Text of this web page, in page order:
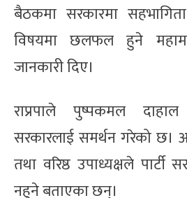
बैठकमा सरकारमा
विषयमा छलफल हुने
जानकारी दिए।
राप्रपाले पुष्पकमल दाहाल
सरकारलाई समर्थन गरेको छ।
तथा वरिष्ठ उपाध्यक्षले पार्टी
नहुने बताएका छन्।